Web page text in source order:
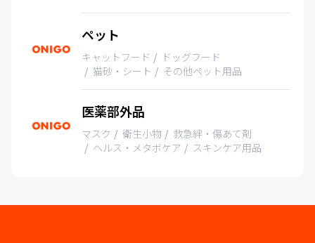
ペット
キャットフード
ドッグフード
猫砂・シート
その他ペット用品
医薬部外品
マスク 衛生小物
救急絆・傷あて剤
ヘルス・メタボケア
スキンケア用品